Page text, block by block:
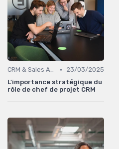
CRM & Sales Automation •
23/03/2025
L'importance stratégique du
rôle de chef de projet CRM